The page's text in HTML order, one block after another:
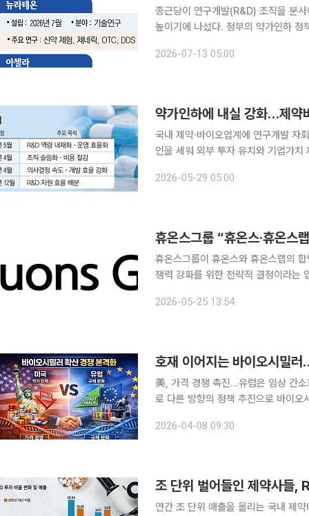
종근당이 연구개발(R&D) 조직을 분
높이기에 나섰다. 정부의 약가인하 정
따르면 최근 종근당은 연구개발 전문
2026-07-13 05:00
약가인하에 내실 강화…제약
국내 제약·바이오업계에 연구개발 자
인을 세워 외부 투자 유치와 기업가
2026-05-29 05:00
휴온스그룹 “휴온스·휴온스
휴온스그룹이 휴온스와 휴온스랩의
쟁력 강화를 위한 전략적 결정이라는
랩을 흡수하는 합병 계약 체결을 승인
2026-05-25 13:54
호재 이어지는 바이오시밀
美, 가격 경쟁 촉진…유럽은 임상 간소화 국내
로 다른 방향의 정책 추진으로 바이
2026-04-08 09:30
조 단위 벌어들인 제약사들,
연간 조 단위 매출을 올리는 국내 제